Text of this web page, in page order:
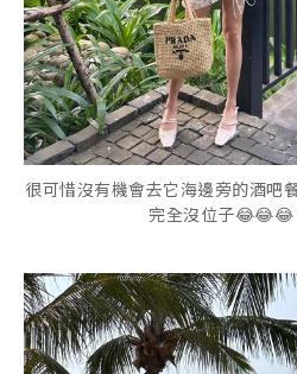
很可惜沒有機會去它海邊旁的酒吧
完全沒位子😂😂😂